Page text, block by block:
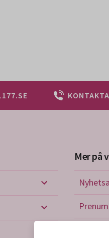
Vårdriktlinjer
Mer på